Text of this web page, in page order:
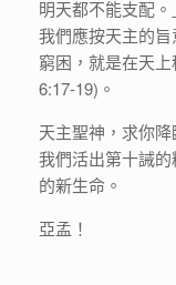
明天都不能支配
我們應按天主的
窮困，就是在天
6:17-19)。
天主聖神，求你
我們活出第十誡
的新生命。
亞孟！